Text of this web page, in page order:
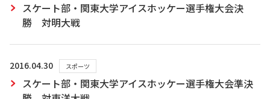
スケート部・関東大学アイスホッケー選手権大会決
勝 対明大戦
2016.04.30 スポーツ
スケート部・関東大学アイスホッケー選手権大会準決